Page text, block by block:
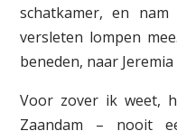
schatkamer, en
versleten lompen
beneden, naar Jeremia
Voor zover ik weet,
Zaandam – nooit